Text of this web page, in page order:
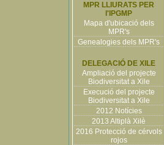
MPR LLIURATS PER
l'IPGMP
Mapa d'ubicació dels
MPR's
Genealogies dels MPR's
DELEGACIÓ DE XILE
Ampliació del projecte
Biodiversitat a Xile
Execució del projecte
Biodiversitat a Xile
2012 Notícies
2013 Altiplà Xilè
2016 Protecció de cérvols
rojos